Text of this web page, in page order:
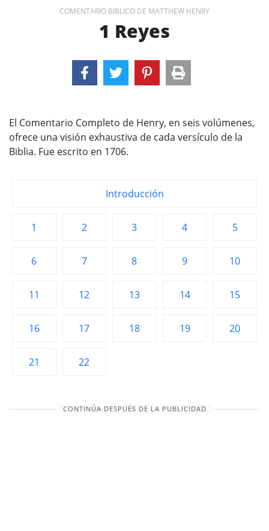
COMENTARIO BIBLICO DE MATTHEW HENRY
1 Reyes
El Comentario Completo de Henry, en seis volúmenes,
ofrece una visión exhaustiva de cada versículo de la
Biblia. Fue escrito en 1706.
Introducción
1 2 3 4 5
6 7 8 9 10
11 12 13 14 15
16 17 18 19 20
21 22
CONTINÚA DESPUÉS DE LA PUBLICIDAD